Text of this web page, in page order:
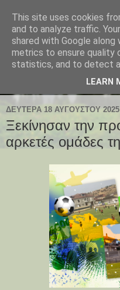
ΔΕΥΤΈΡΑ 18 ΑΥΓΟΎΣΤΟΥ 2025
Ξεκίνησαν την
αρκετές ομάδες
This site uses cookies
and to analyze traffic.
shared with Google
metrics to ensure quality
statistics, and to detect
LEARN